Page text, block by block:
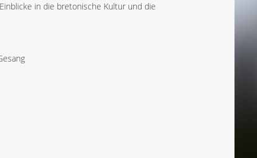
in die bretonische Kultur und die